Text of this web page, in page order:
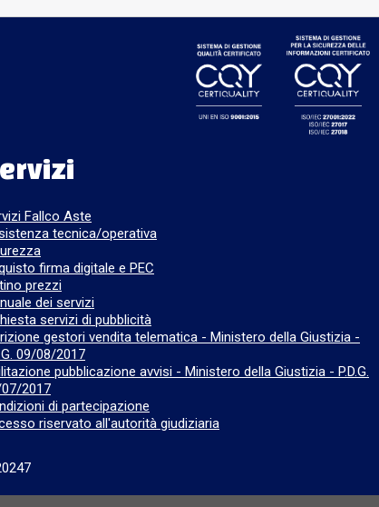
Fallco Aste
tecnica/operativa
firma digitale e PEC
prezzi
dei servizi
servizi di pubblicità
gestori vendita telematica - Ministero della Giustizia -
09/08/2017
pubblicazione avvisi - Ministero della Giustizia - P.D.G.
2017
di partecipazione
riservato all'autorità giudiziaria